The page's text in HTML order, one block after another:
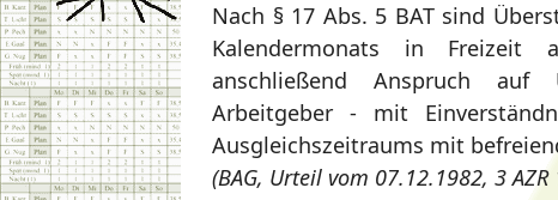
Nach § 17 Abs. 5 BAT sind
Kalendermonats in Freizeit
anschließend Anspruch auf
Arbeitgeber - mit
Ausgleichszeitraums mit
(BAG, Urteil vom 07.12.1982, 3 AZR